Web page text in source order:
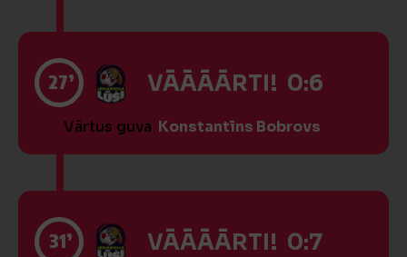
27’ VĀĀĀĀRTI! 0:6
Vārtus guva Konstantīns Bobrovs
31’ VĀĀĀĀRTI! 0:7